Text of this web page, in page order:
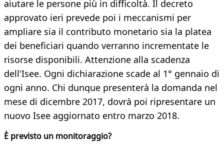
aiutare le persone più in difficoltà. Il decreto
approvato ieri prevede poi i meccanismi per
ampliare sia il contributo monetario sia la platea
dei beneficiari quando verranno incrementate le
risorse disponibili. Attenzione alla scadenza
dell'Isee. Ogni dichiarazione scade al 1° gennaio di
ogni anno. Chi dunque presenterà la domanda nel
mese di dicembre 2017, dovrà poi ripresentare un
nuovo Isee aggiornato entro marzo 2018.
È previsto un monitoraggio?